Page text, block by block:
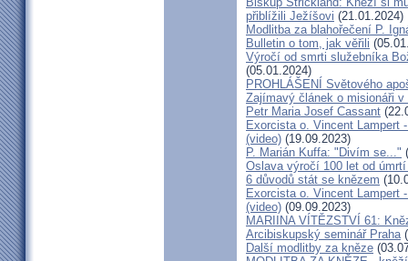
přiblížili Ježíšovi (21.01.2024)
Modlitba za blahořečení P.
Bulletin o tom, jak věřili
Výročí od smrti služebníka
(05.01.2024)
PROHLÁŠENÍ Světového
Zajímavý článek o misionáři v
Petr Maria Josef Cassant
Exorcista o. Vincent Lampert
(video) (19.09.2023)
P. Marián Kuffa: "Divím se..."
Oslava výročí 100 let od
6 důvodů stát se knězem
Exorcista o. Vincent Lampert
(video) (09.09.2023)
MARIINA VÍTĚZSTVÍ 61:
Arcibiskupský seminář Praha
Další modlitby za kněze